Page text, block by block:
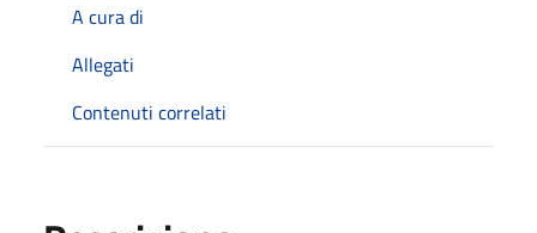
A cura di
Allegati
Contenuti correlati